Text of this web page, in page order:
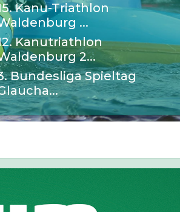
Kanu-Triathlon
...
Kanutriathlon
2...
Bundesliga Spieltag